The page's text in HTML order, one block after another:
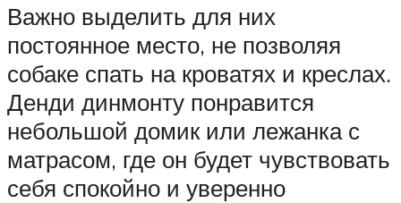
Важно выделить для них
постоянное место, не позволяя
собаке спать на кроватях и креслах.
Денди динмонту понравится
небольшой домик или лежанка с
матрасом, где он будет чувствовать
себя спокойно и уверенно